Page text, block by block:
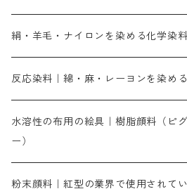
直接染料－染色手順が簡単
人気のおすすめ直接染料
染色に必要な薬品類
絹・羊毛・ナイロンを染める化学染料
お買い得品
染料一覧
人気のおすすめ染料
染色に必要な薬品類
反応染料｜綿・麻・レーヨンを染め
お勧めの3原色（赤・青・黄色）
お勧め｜スミフィックス～
3原色以外の色目
水溶性の布用の絵具｜樹脂顔料（ピ
ー）
ネオカラー（色）
粉末顔料｜紅型の業界で使用されて